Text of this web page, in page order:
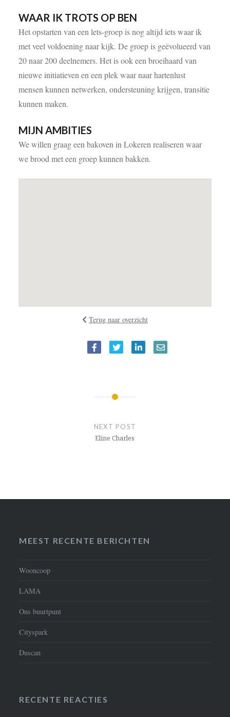
WAAR IK TROTS OP BEN
Het opstarten van een lets-groep is nog altijd iets waar ik
met veel voldoening naar kijk. De groep is geëvolueerd van
20 naar 200 deelnemers. Het is ook een broeihaard van
nieuwe initiatieven en een plek waar naar hartenlust
mensen kunnen netwerken, ondersteuning krijgen, transitie
kunnen maken.
MIJN AMBITIES
We willen graag een bakoven in Lokeren realiseren waar
we brood met een groep kunnen bakken.
Terug naar overzicht
BERICHTNAVIGATIE
NEXT POST
Eline Charles
MEEST RECENTE BERICHTEN
Wooncoop
LAMA
Ons buurtpunt
Cityspark
Duscan
RECENTE REACTIES